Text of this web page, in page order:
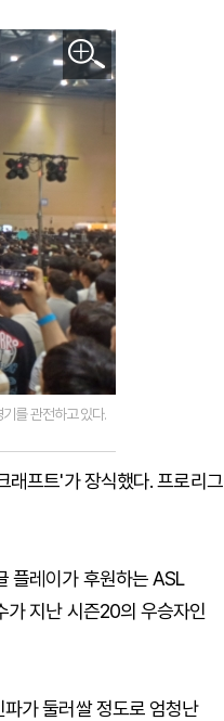
를 관전하고 있다.
래프트'가 장식했다. 프로리그
플레이가 후원하는 ASL
가 지난 시즌20의 우승자인
가 둘러쌀 정도로 엄청난